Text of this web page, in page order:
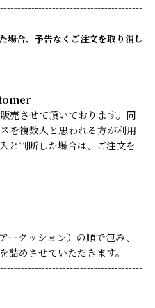
場合、予告なくご注文を取り消し
売させて頂いております。同
を複数人と思われる方が利用
と判断した場合は、ご注文を
ークッション）の順で包み、
詰めさせていただきます。